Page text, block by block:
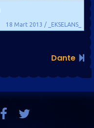
18 Mart 2013 / _EKSELANS_
Dante